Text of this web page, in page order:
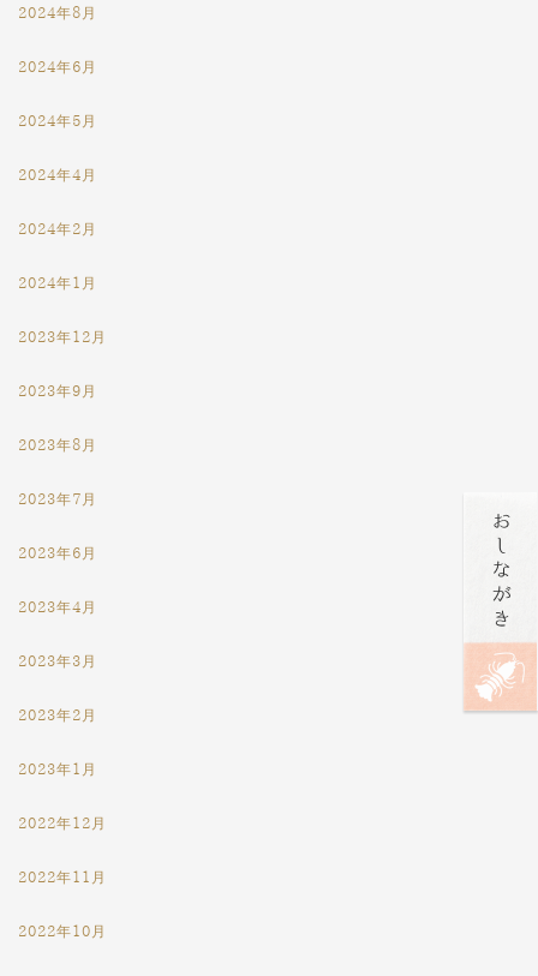
2024年8月
2024年6月
2024年5月
2024年4月
2024年2月
2024年1月
2023年12月
2023年9月
2023年8月
2023年7月
2023年6月
2023年4月
2023年3月
2023年2月
2023年1月
2022年12月
2022年11月
2022年10月